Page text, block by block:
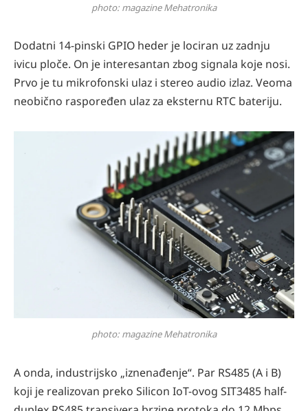
photo: magazine Mehatronika
Dodatni 14-pinski GPIO heder je lociran uz zadnju
ivicu ploče. On je interesantan zbog signala koje nosi.
Prvo je tu mikrofonski ulaz i stereo audio izlaz. Veoma
neobično raspoređen ulaz za eksternu RTC bateriju.
photo: magazine Mehatronika
A onda, industrijsko „iznenađenje“. Par RS485 (A i B)
koji je realizovan preko Silicon IoT-ovog SIT3485 half-